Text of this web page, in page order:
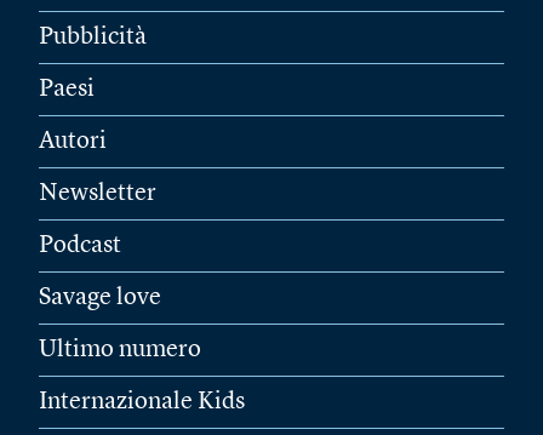
Pubblicità
Paesi
Autori
Newsletter
Podcast
Savage love
Ultimo numero
Internazionale Kids